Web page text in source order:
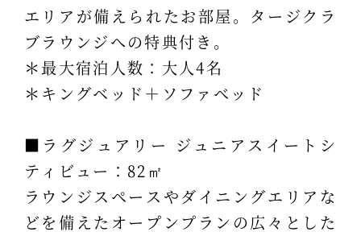
エリアが備えられたお部屋。タージクラ
ブラウンジへの特典付き。
＊最大宿泊人数：大人4名
＊キングベッド＋ソファベッド
■ラグジュアリー ジュニアスイートシ
ティビュー：82㎡
ラウンジスペースやダイニングエリアな
どを備えたオープンプランの広々とした